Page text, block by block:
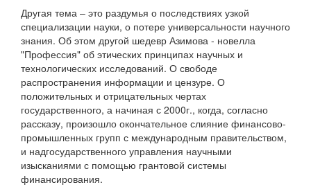
Другая тема – это раздумья о последствиях узкой
специализации науки, о потере универсальности научного
знания. Об этом другой шедевр Азимова - новелла
"Профессия" об этических принципах научных и
технологических исследований. О свободе
распространения информации и цензуре. О
положительных и отрицательных чертах
государственного, а начиная с 2000г., когда, согласно
рассказу, произошло окончательное слияние финансово-
промышленных групп с международным правительством,
и надгосударственного управления научными
изысканиями с помощью грантовой системы
финансирования.